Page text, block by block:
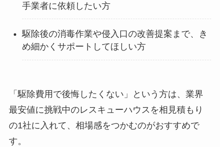
手業者に依頼したい方
駆除後の消毒作業や侵入口の改善提案まで、き
め細かくサポートしてほしい方
「駆除費用で後悔したくない」という方は、業界
最安値に挑戦中のレスキューハウスを相見積もり
の1社に入れて、相場感をつかむのがおすすめで
す。